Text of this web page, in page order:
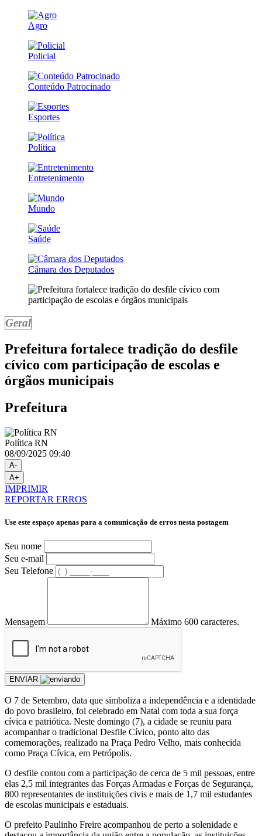
Agro
Policial
Conteúdo Patrocinado
Esportes
Política
Entretenimento
Mundo
Saúde
Câmara dos Deputados
Geral
Prefeitura fortalece tradição do desfile
cívico com participação de escolas e
órgãos municipais
Prefeitura
Política RN
08/09/2025 09:40
A-
A+
IMPRIMIR
REPORTAR ERROS
Use este espaço apenas para a comunicação de erros nesta postagem
Seu nome
Seu e-mail
Seu Telefone
Mensagem Máximo 600 caracteres.
ENVIAR
O 7 de Setembro, data que simboliza a independência e a identidade
do povo brasileiro, foi celebrado em Natal com toda a sua força
cívica e patriótica. Neste domingo (7), a cidade se reuniu para
acompanhar o tradicional Desfile Cívico, ponto alto das
comemorações, realizado na Praça Pedro Velho, mais conhecida
como Praça Cívica, em Petrópolis.
O desfile contou com a participação de cerca de 5 mil pessoas, entre
elas 2,5 mil integrantes das Forças Armadas e Forças de Segurança,
800 representantes de instituições civis e mais de 1,7 mil estudantes
de escolas municipais e estaduais.
O prefeito Paulinho Freire acompanhou de perto a solenidade e